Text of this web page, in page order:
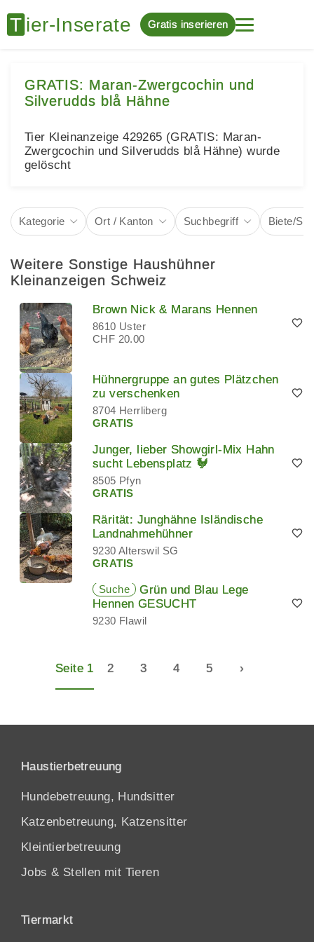
Gratis inserieren
GRATIS: Maran-Zwergcochin und
Silverudds blå Hähne
Tier Kleinanzeige 429265 (GRATIS: Maran-
Zwergcochin und Silverudds blå Hähne) wurde
gelöscht
Kategorie Ort / Kanton Suchbegriff Biete/
Weitere Sonstige Haushühner
Kleinanzeigen Schweiz
Brown Nick & Marans Hennen
8610 Uster
CHF 20.00
Hühnergruppe an gutes Plätzchen
zu verschenken
8704 Herrliberg
GRATIS
Junger, lieber Showgirl-Mix Hahn
sucht Lebensplatz 🐓
8505 Pfyn
GRATIS
Rärität: Junghähne Isländische
Landnahmehühner
9230 Alterswil SG
GRATIS
Suche
Grün und Blau Lege
Hennen GESUCHT
9230 Flawil
Seite 1 2 3 4 5 ›
Haustierbetreuung
Hundebetreuung, Hundsitter
Katzenbetreuung, Katzensitter
Kleintierbetreuung
Jobs & Stellen mit Tieren
Tiermarkt